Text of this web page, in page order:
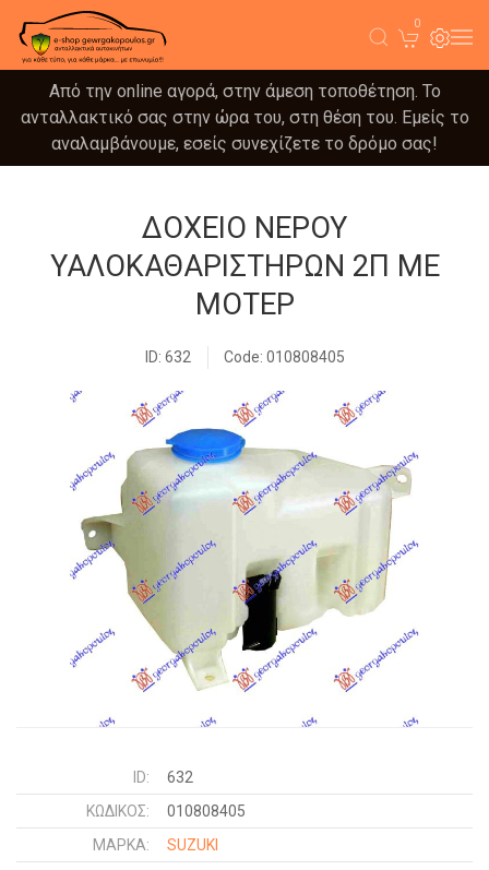
0
Από την online αγορά, στην άμεση τοποθέτηση. Το
ανταλλακτικό σας στην ώρα του, στη θέση του. Εμείς το
αναλαμβάνουμε, εσείς συνεχίζετε το δρόμο σας!
ΔΟΧΕΙΟ ΝΕΡΟΥ
ΥΑΛΟΚΑΘΑΡΙΣΤΗΡΩΝ 2Π ΜΕ
ΜΟΤΕΡ
ID: 632 Code: 010808405
ID:
632
ΚΩΔΙΚΌΣ:
010808405
ΜΑΡΚΑ:
SUZUKI